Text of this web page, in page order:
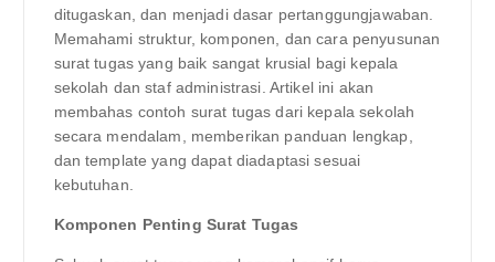
ditugaskan, dan menjadi dasar pertanggungjawaban.
Memahami struktur, komponen, dan cara penyusunan
surat tugas yang baik sangat krusial bagi kepala
sekolah dan staf administrasi. Artikel ini akan
membahas contoh surat tugas dari kepala sekolah
secara mendalam, memberikan panduan lengkap,
dan template yang dapat diadaptasi sesuai
kebutuhan.
Komponen Penting Surat Tugas